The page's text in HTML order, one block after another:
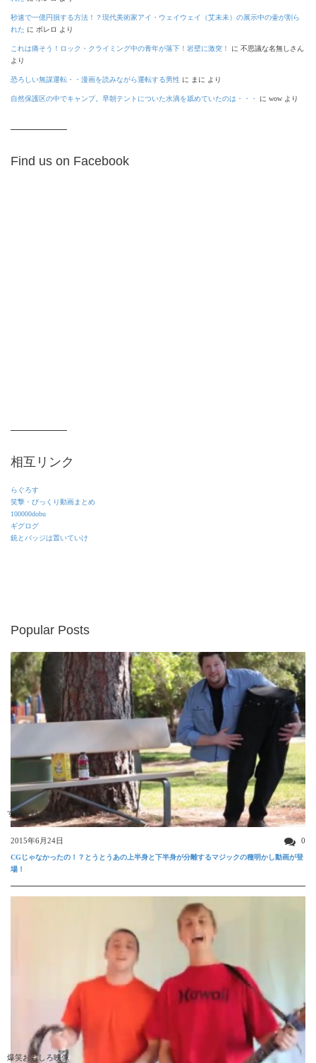
秒速で一億円損する方法！？現代美術家アイ・ウェイウェイ（艾未未）の展示中の壷が割ら
れた に ボレロ より
これは痛そう！ロック・クライミング中の青年が落下！岩壁に激突！ に 不思議な名無しさん
より
恐ろしい無謀運転・・漫画を読みながら運転する男性 に まに より
自然保護区の中でキャンプ。早朝テントについた水滴を舐めていたのは・・・ に wow より
Find us on Facebook
相互リンク
らぐろす
笑撃・びっくり動画まとめ
100000dobu
ギグログ
銃とバッジは置いていけ
Popular Posts
すごい動画
2015年6月24日 0
CGじゃなかったの！？とうとうあの上半身と下半身が分離するマジックの種明かし動画が登
場！
爆笑おもしろ映像